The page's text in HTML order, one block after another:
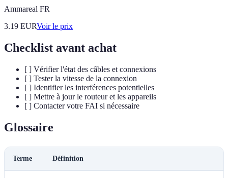
Ammareal FR
3.19 EURVoir le prix
Checklist avant achat
[ ] Vérifier l'état des câbles et connexions
[ ] Tester la vitesse de la connexion
[ ] Identifier les interférences potentielles
[ ] Mettre à jour le routeur et les appareils
[ ] Contacter votre FAI si nécessaire
Glossaire
Terme Définition